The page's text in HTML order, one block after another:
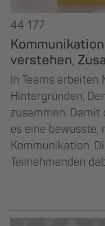
44 177
verstehen,
In Teams
Hintergründen,
zusammen.
es eine bewusste,
Kommunikation.
Teilnehmenden